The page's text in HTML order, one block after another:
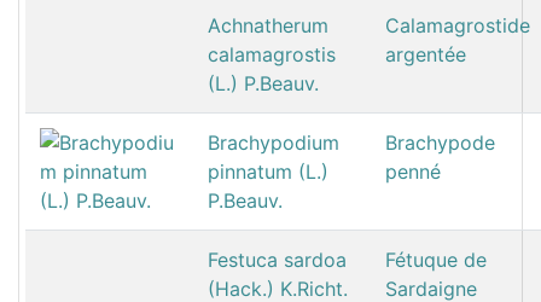
Achnatherum
calamagrostis
(L.) P.Beauv.
Calamagrostide
argentée
Brachypodium
pinnatum (L.)
P.Beauv.
Brachypode
penné
Festuca sardoa
(Hack.) K.Richt.
Fétuque de
Sardaigne